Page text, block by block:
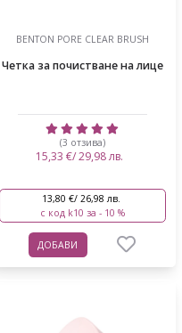
BENTON PORE CLEAR BRUSH
Четка за почистване на лице
(3 отзива)
15,33 €/ 29,98 лв.
13,80 €/ 26,98 лв.
с код k10 за - 10 %
ДОБАВИ